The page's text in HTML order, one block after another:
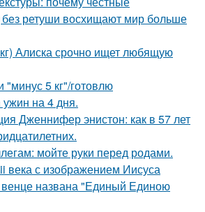
без ретуши восхищают мир больше
Алиска срочно ищет любящую
"минус 5 кг"/готовлю
на 4 дня.
Дженнифер энистон: как в 57 лет
мойте руки перед родами.
века с изображением Иисуса
названа "Единый Единою